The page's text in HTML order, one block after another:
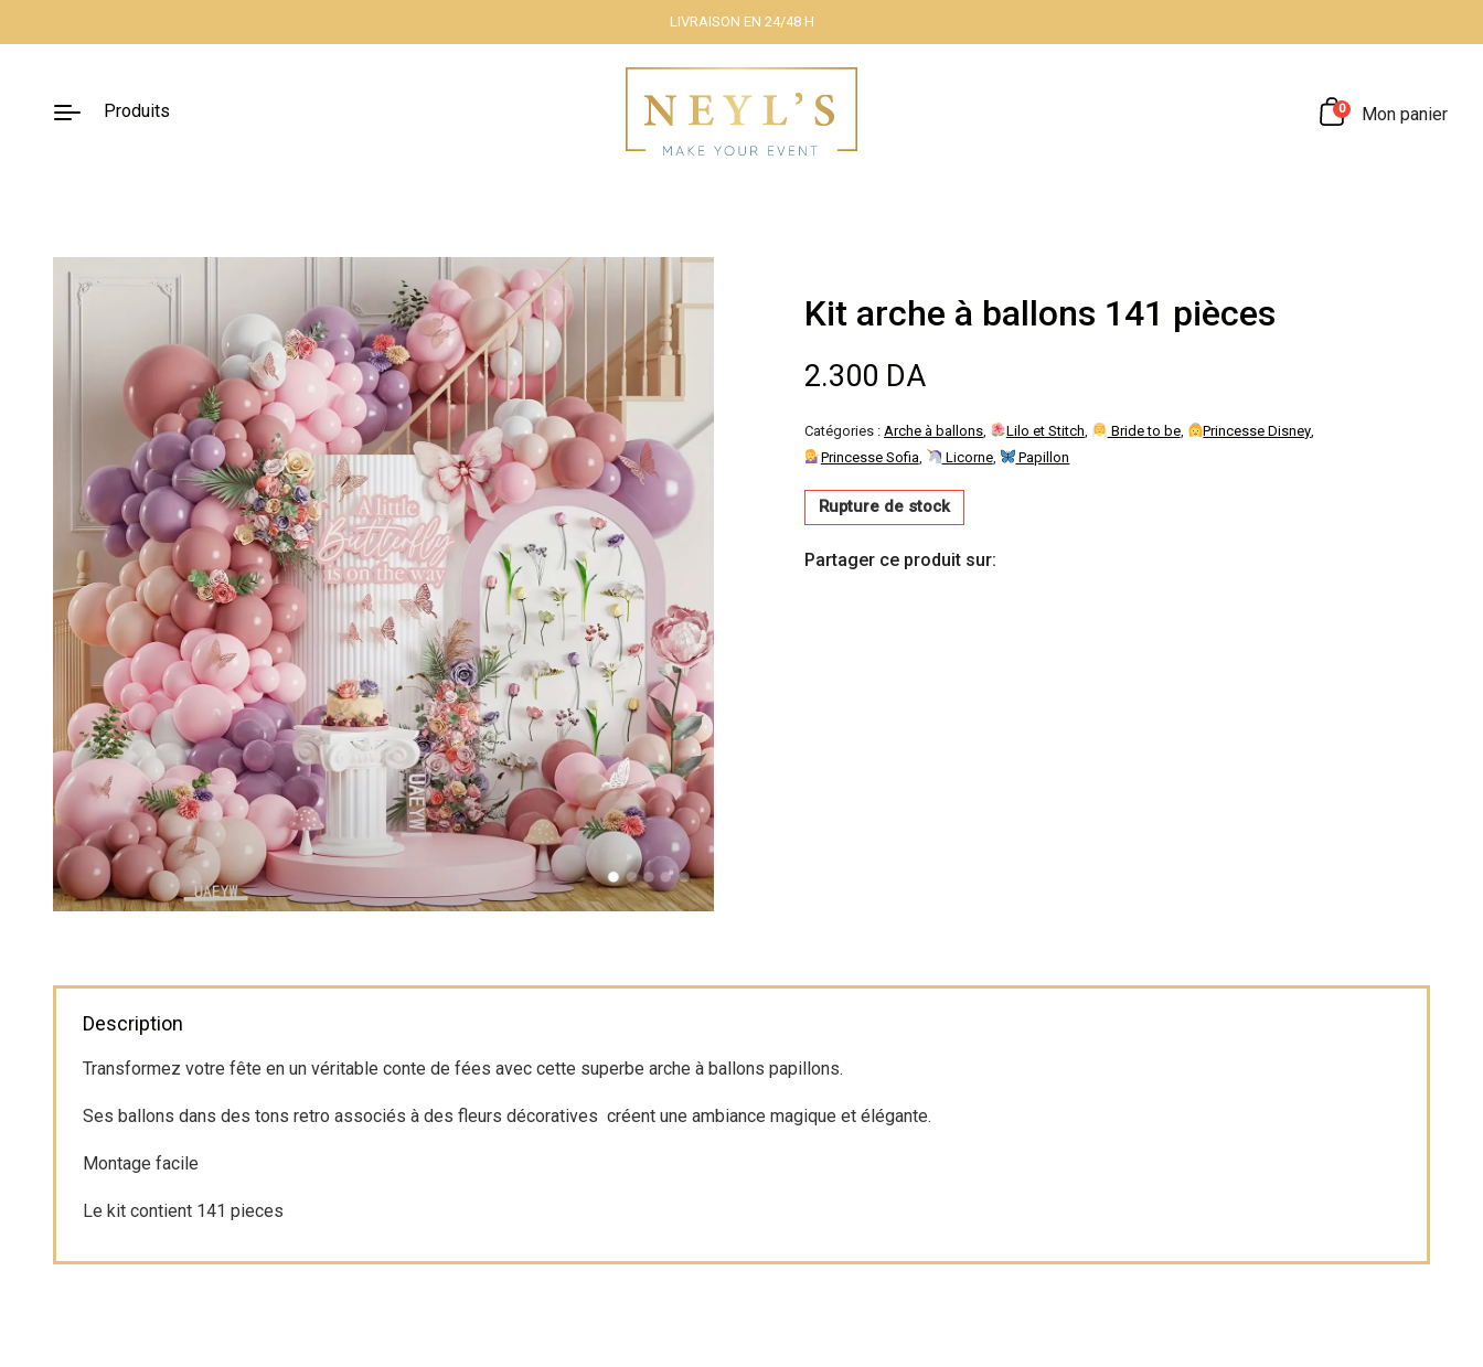
Décoration
lumineuse
Décoration à
thème
Décoration de
salle
Décoration de
table
Accessoires
Déguisements
Emballage
LIVRAISON EN 24/48 H
Produits 0 Mon panier
Kit arche à ballons 141 pièces
2.300 DA
Catégories : Arche à ballons, Lilo et Stitch, Bride to be, Princesse Disney,
Princesse Sofia, Licorne, Papillon
Rupture de stock
Partager ce produit sur:
Description
Transformez votre fête en un véritable conte de fées avec cette superbe arche à ballons papillons.
Ses ballons dans des tons retro associés à des fleurs décoratives créent une ambiance magique et élégante.
Montage facile
Le kit contient 141 pieces